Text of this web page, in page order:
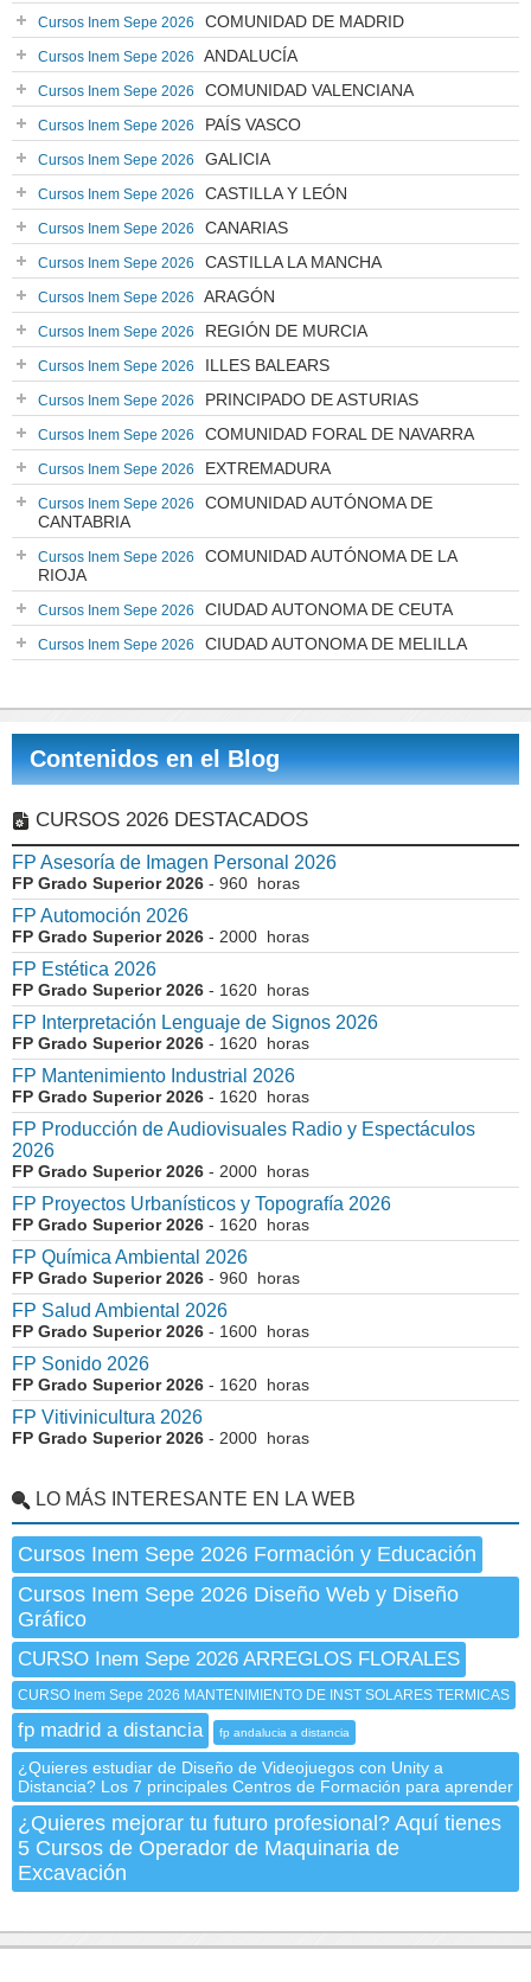
Cursos Inem Sepe 2026 COMUNIDAD DE MADRID
Cursos Inem Sepe 2026 ANDALUCÍA
Cursos Inem Sepe 2026 COMUNIDAD VALENCIANA
Cursos Inem Sepe 2026 PAÍS VASCO
Cursos Inem Sepe 2026 GALICIA
Cursos Inem Sepe 2026 CASTILLA Y LEÓN
Cursos Inem Sepe 2026 CANARIAS
Cursos Inem Sepe 2026 CASTILLA LA MANCHA
Cursos Inem Sepe 2026 ARAGÓN
Cursos Inem Sepe 2026 REGIÓN DE MURCIA
Cursos Inem Sepe 2026 ILLES BALEARS
Cursos Inem Sepe 2026 PRINCIPADO DE ASTURIAS
Cursos Inem Sepe 2026 COMUNIDAD FORAL DE NAVARRA
Cursos Inem Sepe 2026 EXTREMADURA
Cursos Inem Sepe 2026
COMUNIDAD AUTÓNOMA DE
CANTABRIA
Cursos Inem Sepe 2026
COMUNIDAD AUTÓNOMA DE LA
RIOJA
Cursos Inem Sepe 2026 CIUDAD AUTONOMA DE CEUTA
Cursos Inem Sepe 2026 CIUDAD AUTONOMA DE MELILLA
Contenidos en el Blog
CURSOS 2026 DESTACADOS
FP Asesoría de Imagen Personal 2026
FP Grado Superior 2026 - 960 horas
FP Automoción 2026
FP Grado Superior 2026 - 2000 horas
FP Estética 2026
FP Grado Superior 2026 - 1620 horas
FP Interpretación Lenguaje de Signos 2026
FP Grado Superior 2026 - 1620 horas
FP Mantenimiento Industrial 2026
FP Grado Superior 2026 - 1620 horas
FP Producción de Audiovisuales Radio y Espectáculos
2026
FP Grado Superior 2026 - 2000 horas
FP Proyectos Urbanísticos y Topografía 2026
FP Grado Superior 2026 - 1620 horas
FP Química Ambiental 2026
FP Grado Superior 2026 - 960 horas
FP Salud Ambiental 2026
FP Grado Superior 2026 - 1600 horas
FP Sonido 2026
FP Grado Superior 2026 - 1620 horas
FP Vitivinicultura 2026
FP Grado Superior 2026 - 2000 horas
LO MÁS INTERESANTE EN LA WEB
Cursos Inem Sepe 2026 Formación y Educación
Cursos Inem Sepe 2026 Diseño Web y Diseño
Gráfico
CURSO Inem Sepe 2026 ARREGLOS FLORALES
CURSO Inem Sepe 2026 MANTENIMIENTO DE INST SOLARES TERMICAS
fp madrid a distancia fp andalucia a distancia
¿Quieres estudiar de Diseño de Videojuegos con Unity a
Distancia? Los 7 principales Centros de Formación para aprender
¿Quieres mejorar tu futuro profesional? Aquí tienes
5 Cursos de Operador de Maquinaria de
Excavación